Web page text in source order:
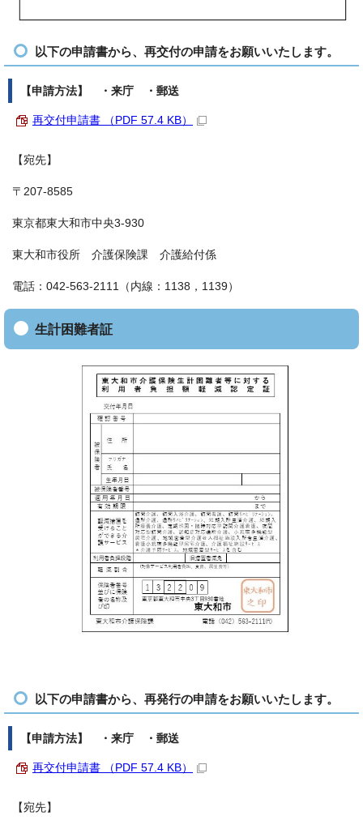
以下の申請書から、再交付の申請をお願いいたします。
【申請方法】 ・来庁 ・郵送
再交付申請書 （PDF 57.4 KB）
【宛先】
〒207-8585
東京都東大和市中央3-930
東大和市役所 介護保険課 介護給付係
電話：042-563-2111（内線：1138，1139）
生計困難者証
以下の申請書から、再発行の申請をお願いいたします。
【申請方法】 ・来庁 ・郵送
再交付申請書 （PDF 57.4 KB）
【宛先】